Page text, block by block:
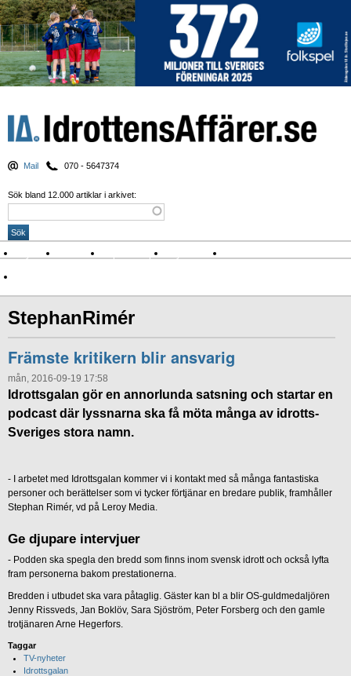
Mail 070 - 5647374
Sök bland 12.000 artiklar i arkivet:
Nyheter Krönikor Sport & spel Nyhetsbrev
StephanRimér
Främste kritikern blir ansvarig
mån, 2016-09-19 17:58
Idrottsgalan gör en annorlunda satsning och startar en
podcast där lyssnarna ska få möta många av idrotts-
Sveriges stora namn.
- I arbetet med Idrottsgalan kommer vi i kontakt med så många fantastiska
personer och berättelser som vi tycker förtjänar en bredare publik, framhåller
Stephan Rimér, vd på Leroy Media.
Ge djupare intervjuer
- Podden ska spegla den bredd som finns inom svensk idrott och också lyfta
fram personerna bakom prestationerna.
Bredden i utbudet ska vara påtaglig. Gäster kan bl a blir OS-guldmedaljören
Jenny Rissveds, Jan Boklöv, Sara Sjöström, Peter Forsberg och den gamle
trotjänaren Arne Hegerfors.
Taggar
TV-nyheter
Idrottsgalan